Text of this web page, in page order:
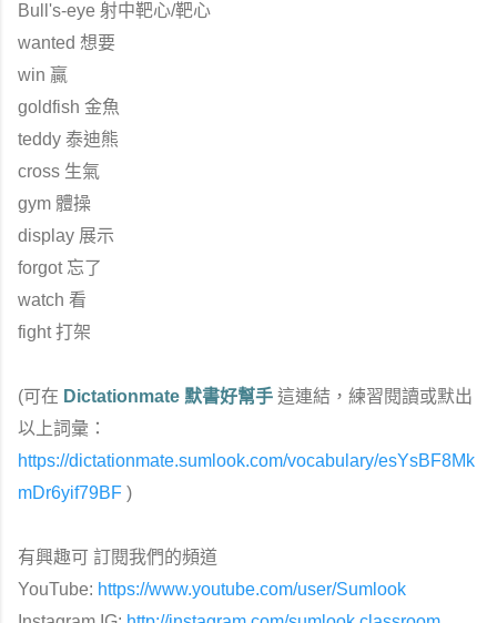
Bull's-eye 射中靶心/靶心
wanted 想要
win 贏
goldfish 金魚
teddy 泰迪熊
cross 生氣
gym 體操
display 展示
forgot 忘了
watch 看
fight 打架
(可在 Dictationmate 默書好幫手 這連結，練習閱讀或默出
以上詞彙：
https://dictationmate.sumlook.com/vocabulary/esYsBF8Mk
mDr6yif79BF )
有興趣可 訂閱我們的頻道
YouTube: https://www.youtube.com/user/Sumlook